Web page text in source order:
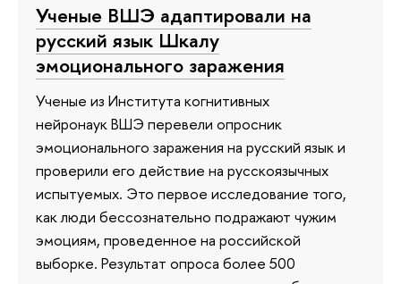
Ученые ВШЭ адаптировали на
русский язык Шкалу
эмоционального заражения
Ученые из Института когнитивных
нейронаук ВШЭ перевели опросник
эмоционального заражения на русский язык и
проверили его действие на русскоязычных
испытуемых. Это первое исследование того,
как люди бессознательно подражают чужим
эмоциям, проведенное на российской
выборке. Результат опроса более 500